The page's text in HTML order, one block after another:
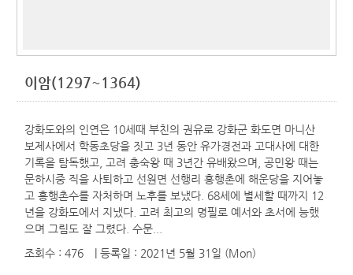
이암(1297~1364)
강화도와의 인연은 10세때 부친의 권유로 강화군 화도면 마니산
보제사에서 학동초당을 짓고 3년 동안 유가경전과 고대사에 대한
기록을 탐독했고, 고려 충숙왕 때 3년간 유배왔으며, 공민왕 때는
문하시중 직을 사퇴하고 선원면 선행리 홍행촌에 해운당을 지어놓
고 홍행촌수를 자처하며 노후를 보냈다. 68세에 별세할 때까지 12
년을 강화도에서 지냈다. 고려 최고의 명필로 예서와 초서에 능했
으며 그림도 잘 그렸다. 수문...
조회수 : 476
| 등록일 : 2021년 5월 31일 (Mon)